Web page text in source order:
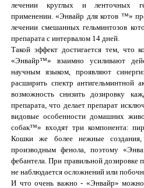
лечении круглых и ленточных
применении. «Энвайр для котов ™»
лечении смешанных гельминтозов
препарата с интервалом 14 дней.
Такой эффект достигается тем, что
«Энвайр™» взаимно усиливают
научным языком, проявляют
расширить спектр антигельминтной
возможность снизить дозировку
препарата, что делает препарат
видовые особенности домашних
собак™» входят три компонента:
Кошки же более нежные
производным фенола, поэтому
фебантела. При правильной дозировке
не наблюдается осложнений или
И что очень важно - «Энвайр»